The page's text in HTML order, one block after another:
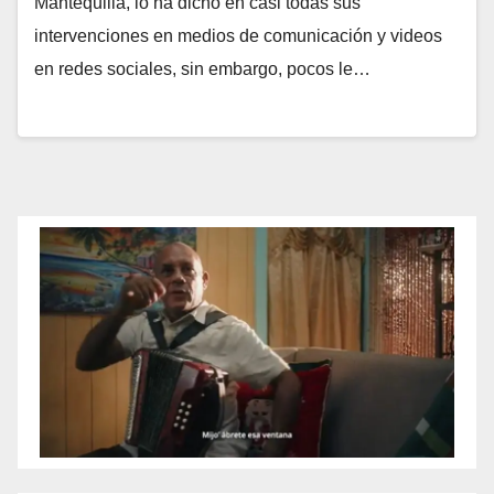
intervenciones en medios de comunicación y videos
en redes sociales, sin embargo, pocos le…